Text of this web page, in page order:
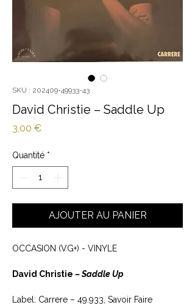
SKU : 202409-49933-43
David Christie ‎– Saddle Up
3,00 €Prix
Quantité *
AJOUTER AU PANIER
OCCASION (VG+) - VINYLE
David Christie ‎ – Saddle Up
Label: Carrere ‎– 49.933, Savoir Faire